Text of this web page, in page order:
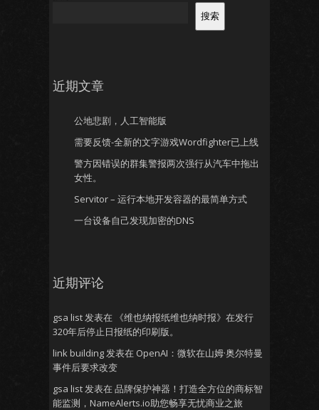
搜索
近期文章
公地悲剧，人工智能版
需要反馈-全新的文字游戏Wordfighter已上线
警方因错误的群集警报两次强行从汽车中拖出
女性。
Servitor – 运行本地开发容器的最简单方式
一台设备自己发现加密的DNS
近期评论
gsa list发表在
《维也纳报纸维也纳时报》在发行
320年后停止日报纸的印刷版。
link building发表在 OpenAI：微软在山姆·奥尔特曼
事件后要求改变
gsa list发表在 品牌保护神器！打造全方位的商标智
能监测，NameAlerts.io助您畅享无忧商业之旅